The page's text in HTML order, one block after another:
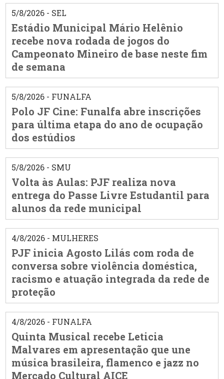
5/8/2026 - SEL
Estádio Municipal Mário Helênio
recebe nova rodada de jogos do
Campeonato Mineiro de base neste fim
de semana
5/8/2026 - FUNALFA
Polo JF Cine: Funalfa abre inscrições
para última etapa do ano de ocupação
dos estúdios
5/8/2026 - SMU
Volta às Aulas: PJF realiza nova
entrega do Passe Livre Estudantil para
alunos da rede municipal
4/8/2026 - MULHERES
PJF inicia Agosto Lilás com roda de
conversa sobre violência doméstica,
racismo e atuação integrada da rede de
proteção
4/8/2026 - FUNALFA
Quinta Musical recebe Leticia
Malvares em apresentação que une
música brasileira, flamenco e jazz no
Mercado Cultural AICE